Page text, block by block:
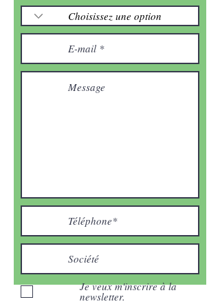
Je veux m'inscrire à la
newsletter.